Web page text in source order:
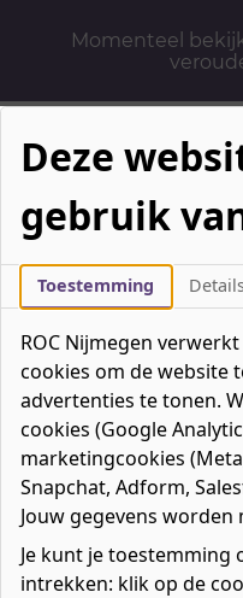
Momenteel
Mbo-opleidingen
Werken & Leren
Mavo / havo / vwo
Contact
Over ons
Bedrijven
Favorieten0
Mijn ROC
Zoeken
Deze
gebruik
Toestemming
ROC Nijmegen
cookies om de website
advertenties te tonen.
cookies (Google
marketingcookies
Snapchat, Adform,
Jouw gegevens
Je kunt je
intrekken: klik op de